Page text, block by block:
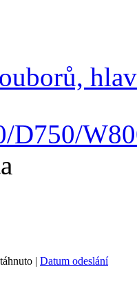
D750/
| Datum odeslání